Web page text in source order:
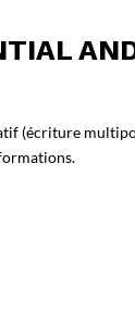
(écriture